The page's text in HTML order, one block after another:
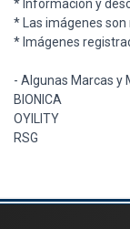
* Información y
* Las imágenes
* Imágenes
- Algunas Marcas y
BIONICA
OYILITY
RSG